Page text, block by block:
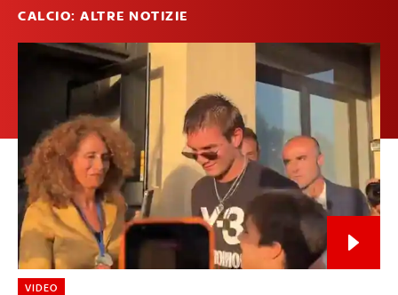
CALCIO: ALTRE NOTIZIE
VIDEO